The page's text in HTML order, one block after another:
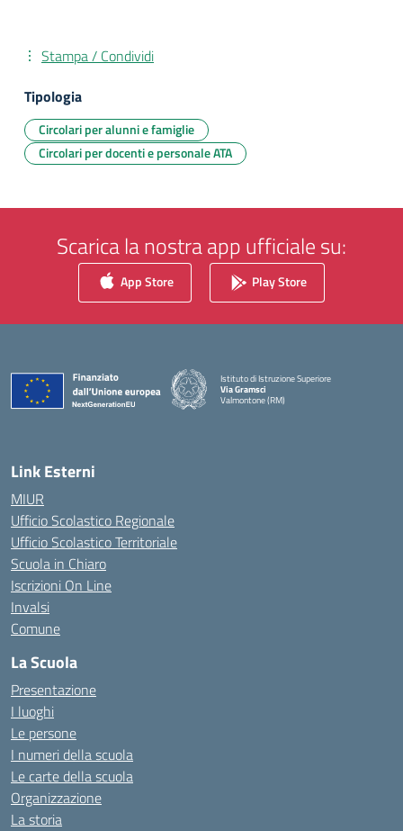
Stampa / Condividi
Tipologia
Circolari per alunni e famiglie
Circolari per docenti e personale ATA
Scarica la nostra app ufficiale su:
App Store Play Store
Istituto di Istruzione Superiore
Via Gramsci
Valmontone (RM)
Link Esterni
MIUR
Ufficio Scolastico Regionale
Ufficio Scolastico Territoriale
Scuola in Chiaro
Iscrizioni On Line
Invalsi
Comune
La Scuola
Presentazione
I luoghi
Le persone
I numeri della scuola
Le carte della scuola
Organizzazione
La storia